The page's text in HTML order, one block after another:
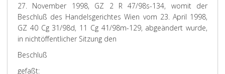
27. November 1998, GZ 2 R 47/98s-134, womit der
Beschluß des Handelsgerichtes Wien vom 23. April 1998,
GZ 40 Cg 31/98d, 11 Cg 41/98m-129, abgeändert wurde,
in nichtöffentlicher Sitzung den
Beschluß
gefaßt: